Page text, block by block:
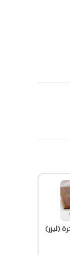
(ليزر)